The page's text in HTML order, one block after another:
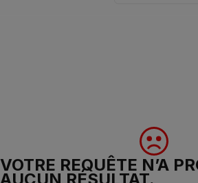
VOTRE REQUÊTE N’A